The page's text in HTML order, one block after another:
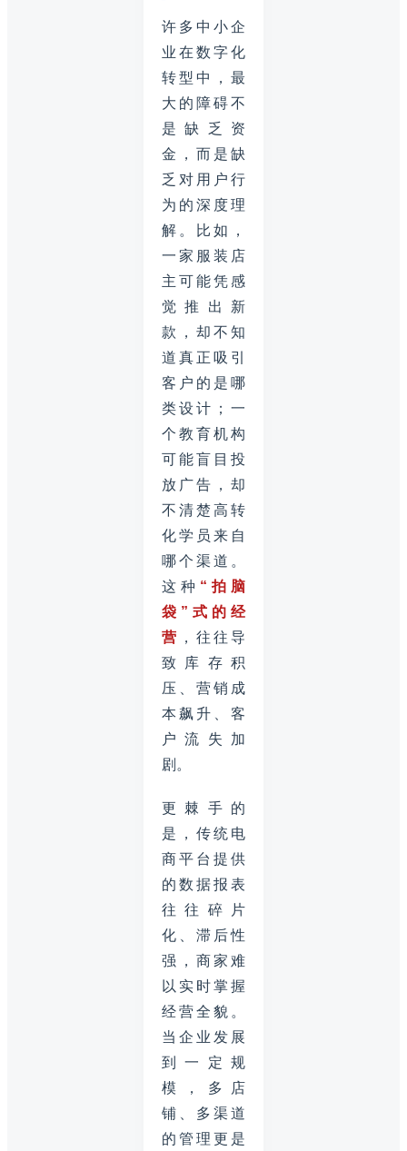
许多中小企
业在数字化
转型中，最
大的障碍不
是缺乏资
金，而是缺
乏对用户行
为的深度理
解。比如，
一家服装店
主可能凭感
觉推出新
款，却不知
道真正吸引
客户的是哪
类设计；一
个教育机构
可能盲目投
放广告，却
不清楚高转
化学员来自
哪个渠道。
这种 “拍脑
袋”式的经
营 ，往往导
致库存积
压、营销成
本飙升、客
户流失加
剧。
更棘手的
是，传统电
商平台提供
的数据报表
往往碎片
化、滞后性
强，商家难
以实时掌握
经营全貌。
当企业发展
到一定规
模，多店
铺、多渠道
的管理更是